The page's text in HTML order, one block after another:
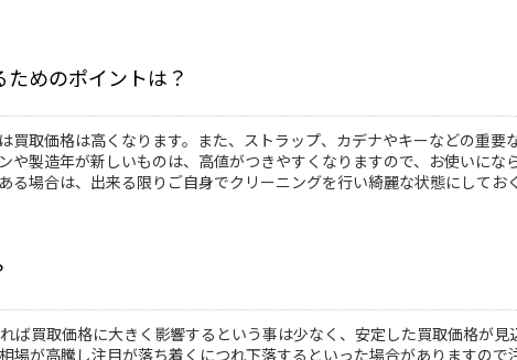
ためのポイントは？
取価格は高くなります。また、ストラップ、カデナやキーなどの重要
製造年が新しいものは、高値がつきやすくなりますので、お使いにな
場合は、出来る限りご自身でクリーニングを行い綺麗な状態にしてお
ば買取価格に大きく影響するという事は少なく、安定した買取価格が見
が高騰し注目が落ち着くにつれ下落するといった場合がありますので